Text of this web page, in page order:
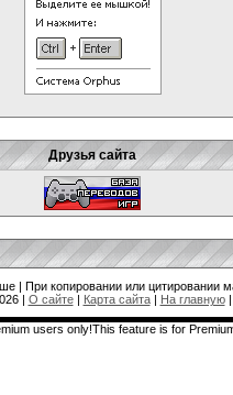
Друзья сайта
| При копировании или цитировании
| О сайте| Карта сайта| На главную|
users only!This feature is for